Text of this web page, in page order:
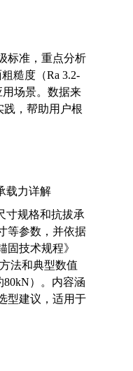
标准，重点分析
糙度（Ra 3.2-
场景。数据来
践，帮助用户根
载力详解
寸规格和抗拔承
等参数，并依据
固技术规程》
法和典型数值
80kN）。内容涵
型建议，适用于